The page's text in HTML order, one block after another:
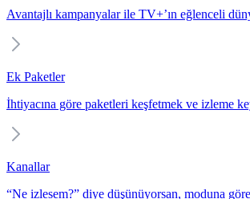
Avantajlı kampanyalar ile TV+’ın eğlenceli
Ek Paketler
İhtiyacına göre paketleri keşfetmek ve izleme
Kanallar
“Ne izlesem?” diye düşünüyorsan, moduna